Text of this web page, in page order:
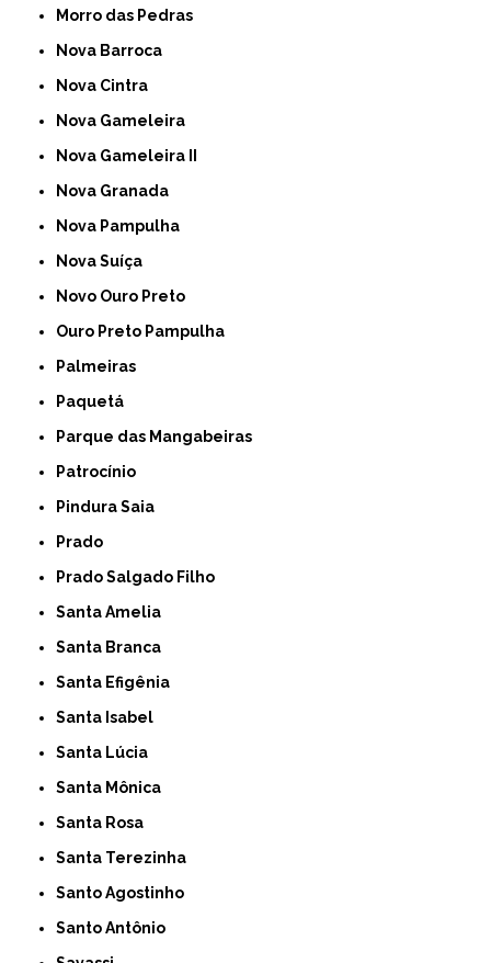
Morro das Pedras
Nova Barroca
Nova Cintra
Nova Gameleira
Nova Gameleira II
Nova Granada
Nova Pampulha
Nova Suíça
Novo Ouro Preto
Ouro Preto Pampulha
Palmeiras
Paquetá
Parque das Mangabeiras
Patrocínio
Pindura Saia
Prado
Prado Salgado Filho
Santa Amelia
Santa Branca
Santa Efigênia
Santa Isabel
Santa Lúcia
Santa Mônica
Santa Rosa
Santa Terezinha
Santo Agostinho
Santo Antônio